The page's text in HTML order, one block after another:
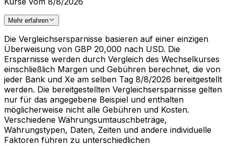
Mehr erfahren
Die Vergleichsersparnisse basieren auf einer einzigen
Überweisung von GBP 20,000 nach USD. Die
Ersparnisse werden durch Vergleich des Wechselkurses
einschließlich Margen und Gebühren berechnet, die von
jeder Bank und Xe am selben Tag 8/8/2026 bereitgestellt
werden. Die bereitgestellten Vergleichsersparnisse gelten
nur für das angegebene Beispiel und enthalten
möglicherweise nicht alle Gebühren und Kosten.
Verschiedene Währungsumtauschbeträge,
Währungstypen, Daten, Zeiten und andere individuelle
Faktoren führen zu unterschiedlichen